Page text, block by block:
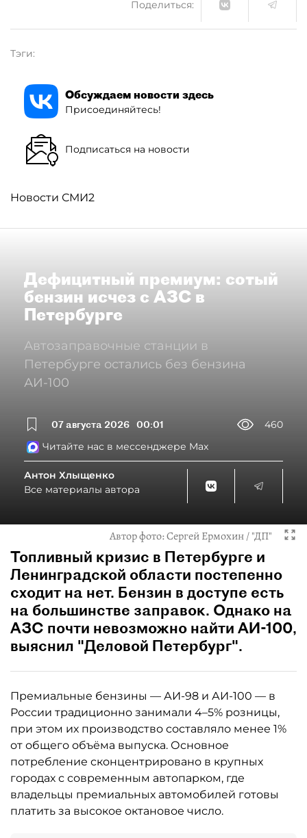
Поделиться:
Тэги:
Обсуждаем новости здесь
Присоединяйтесь!
Подписаться на новости
Новости СМИ2
Дефицитный премиум: сотый
бензин исчез с АЗС в
Петербурге
Автозаправочные станции в
Петербурге остались без бензина
АИ-100
07 августа 2026 00:01
460
Читайте нас в мессенджере Max
Антон Хлыщенко
Все материалы автора
Автор фото:Сергей Ермохин / "ДП"
Топливный кризис в Петербурге и
Ленинградской области постепенно
сходит на нет. Бензин в доступе есть
на большинстве заправок. Однако на
АЗС почти невозможно найти АИ-100,
выяснил "Деловой Петербург".
Премиальные бензины — АИ-98 и АИ-100 — в
России традиционно занимали 4–5% розницы,
при этом их производство составляло менее 1%
от общего объёма выпуска. Основное
потребление сконцентрировано в крупных
городах с современным автопарком, где
владельцы премиальных автомобилей готовы
платить за высокое октановое число.